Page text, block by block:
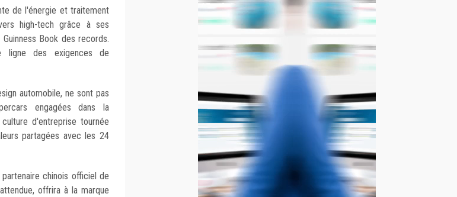
de l'énergie et traitement
high-tech grâce à ses
Book des records.
ligne des exigences de
automobile, ne sont pas
engagées dans la
d'entreprise tournée
partagées avec les 24
chinois officiel de
offrira à la marque